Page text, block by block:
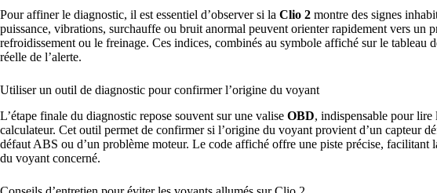
Pour affiner le diagnostic, il est essentiel d’observer si la Clio 2 montre des signes
puissance, vibrations, surchauffe ou bruit anormal peuvent orienter rapidement vers un
refroidissement ou le freinage. Ces indices, combinés au symbole affiché sur le tableau
réelle de l’alerte.
Utiliser un outil de diagnostic pour confirmer l’origine du voyant
L’étape finale du diagnostic repose souvent sur une valise OBD, indispensable pour lire
calculateur. Cet outil permet de confirmer si l’origine du voyant provient d’un capteur
défaut ABS ou d’un problème moteur. Le code affiché offre une piste précise, facilitant
du voyant concerné.